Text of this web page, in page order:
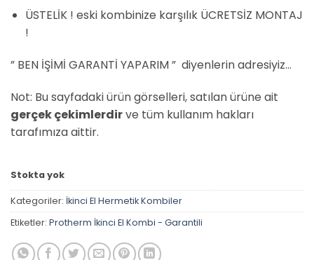
ÜSTELİK ! eski kombinize karşılık ÜCRETSİZ MONTAJ
!
” BEN İŞİMİ GARANTİ YAPARIM ” diyenlerin adresiyiz…
Not: Bu sayfadaki ürün görselleri, satılan ürüne ait
gerçek çekimlerdirve tüm kullanım hakları
tarafımıza aittir.
Stokta yok
Kategoriler: İkinci El Hermetik Kombiler
Etiketler: Protherm İkinci El Kombi - Garantili